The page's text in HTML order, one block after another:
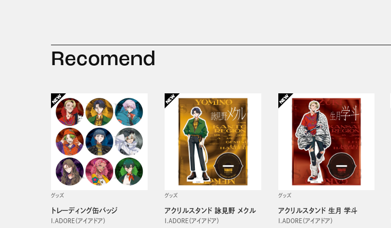
Recomend
グッズ
トレーディング缶バッジ
I.ADORE（アイアドア）
グッズ
アクリルスタンド 詠見野 メクル
I.ADORE（アイアドア）
グッズ
アクリルスタンド 生月 学斗
I.ADORE（アイアドア）